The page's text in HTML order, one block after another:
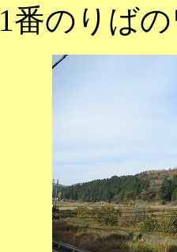
1番のりば